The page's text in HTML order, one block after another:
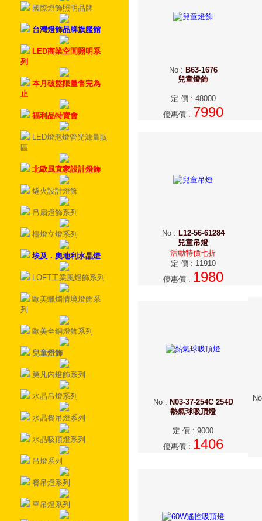
國際燈飾照明品牌
台灣燈飾品牌旗艦館
LED商業空間照明系
列
本月破盤限量售完為
止
福利品特賣會
LED燈泡燈管光源量販
區
北歐風宜家設計燈飾
燧火設計燈飾
吊扇燈飾系列
檯燈立燈系列
埃及．奧地利水晶燈
LOFT工業風燈飾系列
歐美蠟燭情境燈飾系
列
歐美全銅燈飾系列
兒童燈飾
第凡內燈飾系列
水晶吊燈系列
水晶餐吊燈系列
水晶吸頂燈系列
吊燈系列
餐吊燈系列
單吊燈系列
No: B63-1676
兒童燈飾
定 價: 48000
優惠價: 7990
No: L12-56-61284
兒童吊燈
活動特價七折
定 價: 11910
優惠價: 1980
No: N03-37-254C 254D
熱氣球吸頂燈
定 價 : 9000
優惠價: 1406
No